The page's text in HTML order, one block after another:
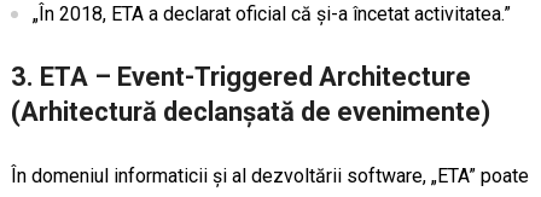
„În 2018, ETA a declarat oficial că și-a încetat activitatea.”
3. ETA – Event-Triggered Architecture
(Arhitectură declanșată de evenimente)
În domeniul informaticii și al dezvoltării software, „ETA” poate